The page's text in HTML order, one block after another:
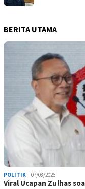
BERITA UTAMA
POLITIK 07/08/2026
Viral Ucapan Zulhas